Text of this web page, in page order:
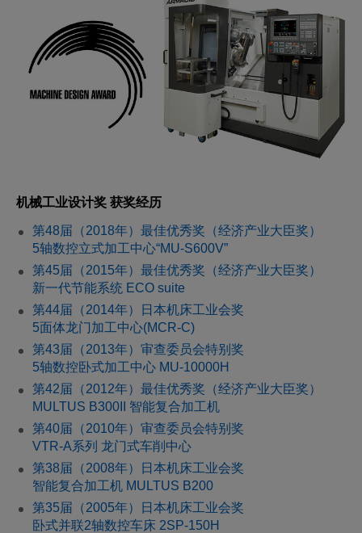
机械工业设计奖 获奖经历
第48届（2018年）最佳优秀奖（经济产业大臣奖）
5轴数控立式加工中心“MU-S600V”
第45届（2015年）最佳优秀奖（经济产业大臣奖）
新一代节能系统 ECO suite
第44届（2014年）日本机床工业会奖
5面体龙门加工中心(MCR-C)
第43届（2013年）审查委员会特别奖
5轴数控卧式加工中心 MU-10000H
第42届（2012年）最佳优秀奖（经济产业大臣奖）
MULTUS B300II 智能复合加工机
第40届（2010年）审查委员会特别奖
VTR-A系列 龙门式车削中心
第38届（2008年）日本机床工业会奖
智能复合加工机 MULTUS B200
第35届（2005年）日本机床工业会奖
卧式并联2轴数控车床 2SP-150H